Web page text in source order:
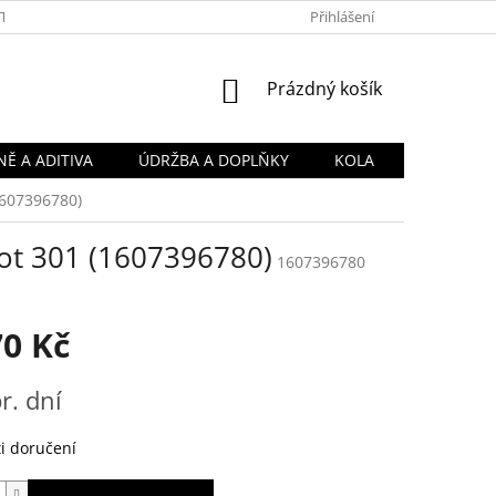
PODMÍNKY OCHRANY OSOBNÍCH
Přihlášení
NÁKUPNÍ
Prázdný košík
A ADITIVA ÚDRŽBA A DOPLŇKY
KOLA
301 (1607396780) 1607396780
Kč
dní
doručení